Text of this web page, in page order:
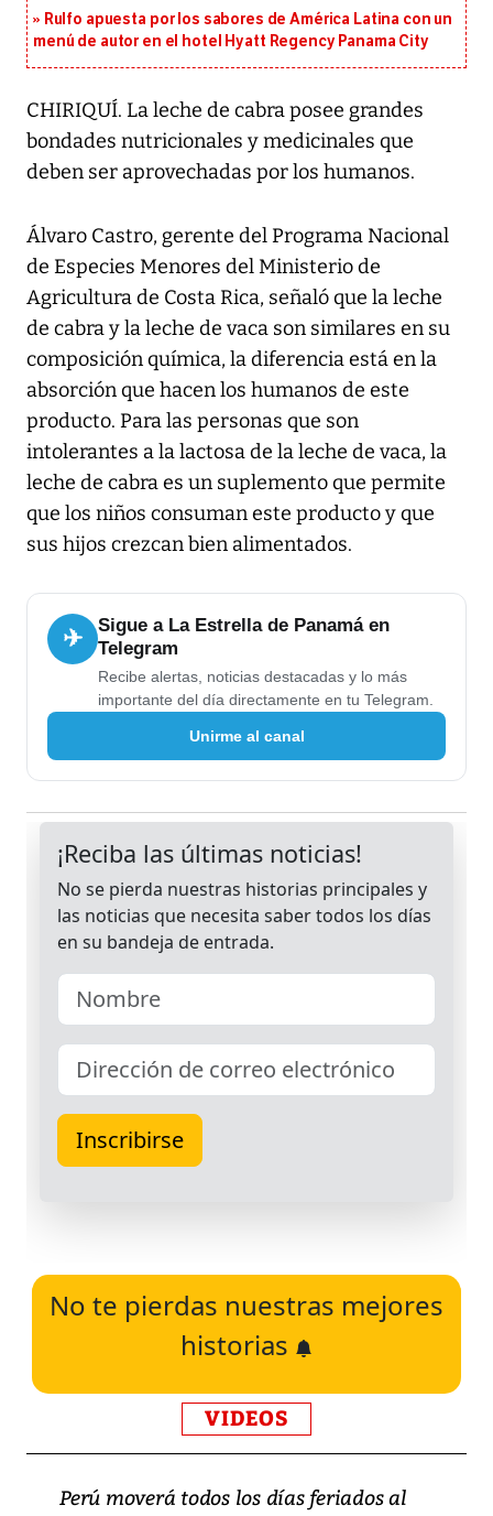
Rulfo apuesta por los sabores de América Latina con un
menú de autor en el hotel Hyatt Regency Panama City
CHIRIQUÍ. La leche de cabra posee grandes
bondades nutricionales y medicinales que
deben ser aprovechadas por los humanos.
Álvaro Castro, gerente del Programa Nacional
de Especies Menores del Ministerio de
Agricultura de Costa Rica, señaló que la leche
de cabra y la leche de vaca son similares en su
composición química, la diferencia está en la
absorción que hacen los humanos de este
producto. Para las personas que son
intolerantes a la lactosa de la leche de vaca, la
leche de cabra es un suplemento que permite
que los niños consuman este producto y que
sus hijos crezcan bien alimentados.
✈
Sigue a La Estrella de Panamá en
Telegram
Recibe alertas, noticias destacadas y lo más
importante del día directamente en tu Telegram.
Unirme al canal
No te pierdas nuestras mejores
historias
VIDEOS
Perú moverá todos los días feriados al